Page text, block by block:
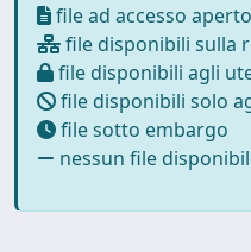
file ad accesso aperto
file disponibili sulla
file disponibili agli
file disponibili solo
file sotto embargo
nessun file